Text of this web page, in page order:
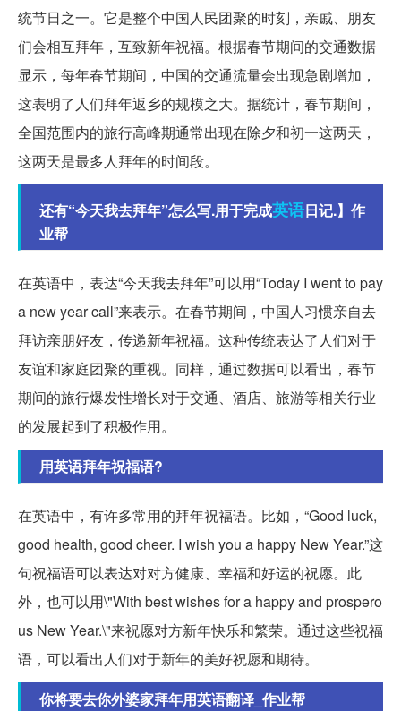
统节日之一。它是整个中国人民团聚的时刻，亲戚、朋友
们会相互拜年，互致新年祝福。根据春节期间的交通数据
显示，每年春节期间，中国的交通流量会出现急剧增加，
这表明了人们拜年返乡的规模之大。据统计，春节期间，
全国范围内的旅行高峰期通常出现在除夕和初一这两天，
这两天是最多人拜年的时间段。
还有“今天我去拜年”怎么写.用于完成英语日记.】作
业帮
在英语中，表达“今天我去拜年”可以用“Today I went to pay
a new year call”来表示。在春节期间，中国人习惯亲自去
拜访亲朋好友，传递新年祝福。这种传统表达了人们对于
友谊和家庭团聚的重视。同样，通过数据可以看出，春节
期间的旅行爆发性增长对于交通、酒店、旅游等相关行业
的发展起到了积极作用。
用英语拜年祝福语?
在英语中，有许多常用的拜年祝福语。比如，“Good luck,
good health, good cheer. I wish you a happy New Year.”这
句祝福语可以表达对对方健康、幸福和好运的祝愿。此
外，也可以用\"With best wishes for a happy and prospero
us New Year.\"来祝愿对方新年快乐和繁荣。通过这些祝福
语，可以看出人们对于新年的美好祝愿和期待。
你将要去你外婆家拜年用英语翻译_作业帮